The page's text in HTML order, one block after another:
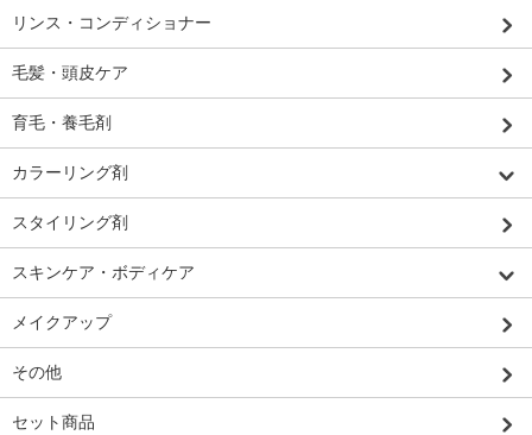
リンス・コンディショナー
毛髪・頭皮ケア
育毛・養毛剤
カラーリング剤
スタイリング剤
スキンケア・ボディケア
メイクアップ
その他
セット商品